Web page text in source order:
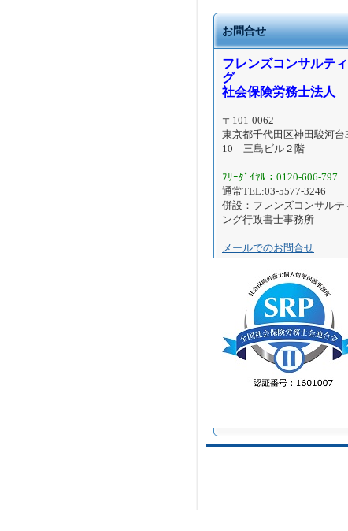
お問合せ
フレンズコンサルテ
グ
社会保険労務士法人
〒101-0062
東京都千代田区神田駿河台
10 三島ビル２階
ﾌﾘｰﾀﾞｲﾔﾙ：0120-606-797
通常TEL:03-5577-3246
併設：フレンズコンサルテ
ング行政書士事務所
メールでのお問合せ